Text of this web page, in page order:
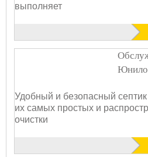
выполняет
Удобный и безопасный
их самых простых и
очистки